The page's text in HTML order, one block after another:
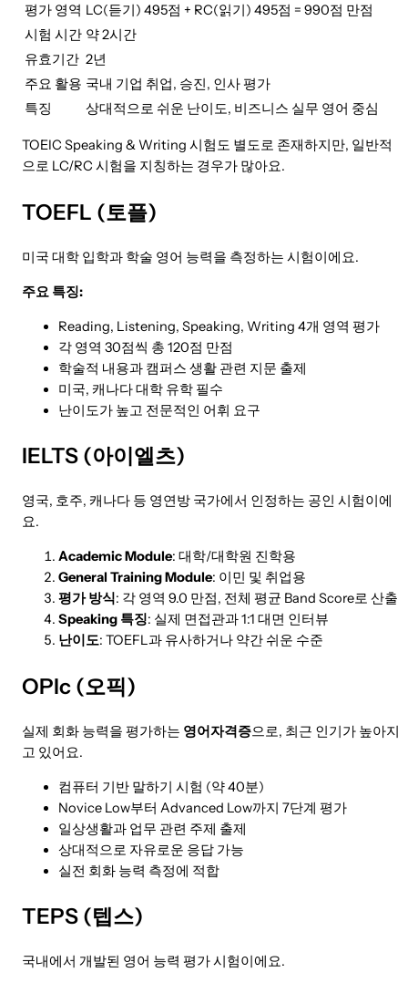
평가 영역 LC(듣기) 495점 + RC(읽기) 495점 = 990점 만점
시험 시간 약 2시간
유효기간 2년
주요 활용 국내 기업 취업, 승진, 인사 평가
특징
상대적으로 쉬운 난이도, 비즈니스 실무 영어 중심
TOEIC Speaking & Writing 시험도 별도로 존재하지만, 일반적
으로 LC/RC 시험을 지칭하는 경우가 많아요.
TOEFL (토플)
미국 대학 입학과 학술 영어 능력을 측정하는 시험이에요.
주요 특징:
Reading, Listening, Speaking, Writing 4개 영역 평가
각 영역 30점씩 총 120점 만점
학술적 내용과 캠퍼스 생활 관련 지문 출제
미국, 캐나다 대학 유학 필수
난이도가 높고 전문적인 어휘 요구
IELTS (아이엘츠)
영국, 호주, 캐나다 등 영연방 국가에서 인정하는 공인 시험이에
요.
Academic Module: 대학/대학원 진학용
General Training Module: 이민 및 취업용
평가 방식: 각 영역 9.0 만점, 전체 평균 Band Score로 산출
Speaking 특징: 실제 면접관과 1:1 대면 인터뷰
난이도: TOEFL과 유사하거나 약간 쉬운 수준
OPIc (오픽)
실제 회화 능력을 평가하는 영어자격증으로, 최근 인기가 높아지
고 있어요.
컴퓨터 기반 말하기 시험 (약 40분)
Novice Low부터 Advanced Low까지 7단계 평가
일상생활과 업무 관련 주제 출제
상대적으로 자유로운 응답 가능
실전 회화 능력 측정에 적합
TEPS (텝스)
국내에서 개발된 영어 능력 평가 시험이에요.